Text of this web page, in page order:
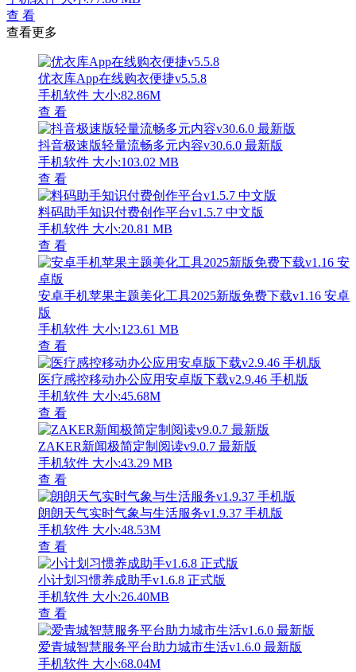
查 看
查看更多
优衣库App在线购衣便捷v5.5.8
手机软件 大小:82.86M
查 看
抖音极速版轻量流畅多元内容v30.6.0 最新版
手机软件 大小:103.02 MB
查 看
料码助手知识付费创作平台v1.5.7 中文版
手机软件 大小:20.81 MB
查 看
安卓手机苹果主题美化工具2025新版免费下载v1.16 安卓
版
手机软件 大小:123.61 MB
查 看
医疗感控移动办公应用安卓版下载v2.9.46 手机版
手机软件 大小:45.68M
查 看
ZAKER新闻极简定制阅读v9.0.7 最新版
手机软件 大小:43.29 MB
查 看
朗朗天气实时气象与生活服务v1.9.37 手机版
手机软件 大小:48.53M
查 看
小计划习惯养成助手v1.6.8 正式版
手机软件 大小:26.40MB
查 看
爱青城智慧服务平台助力城市生活v1.6.0 最新版
手机软件 大小:68.04M